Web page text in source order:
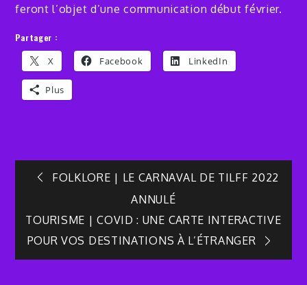
feront l’objet d’une communication début février.
Partager :
X Facebook LinkedIn
Plus
Navigation
de
l’article
FOLKLORE | LE CARNAVAL DE TILFF 2022
ANNULÉ
TOURISME | COVID : UNE CARTE INTERACTIVE
POUR VOS DESTINATIONS À L’ÉTRANGER